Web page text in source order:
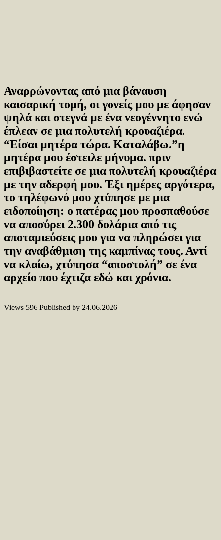
Αναρρώνοντας από μια βάναυση
καισαρική τομή, οι γονείς μου με άφησαν
ψηλά και στεγνά με ένα νεογέννητο ενώ
έπλεαν σε μια πολυτελή κρουαζιέρα.
“Είσαι μητέρα τώρα. Καταλάβω.”η
μητέρα μου έστειλε μήνυμα. πριν
επιβιβαστείτε σε μια πολυτελή κρουαζιέρα
με την αδερφή μου. Έξι ημέρες αργότερα,
το τηλέφωνό μου χτύπησε με μια
ειδοποίηση: ο πατέρας μου προσπαθούσε
να αποσύρει 2.300 δολάρια από τις
αποταμιεύσεις μου για να πληρώσει για
την αναβάθμιση της καμπίνας τους. Αντί
να κλαίω, χτύπησα “αποστολή” σε ένα
αρχείο που έχτιζα εδώ και χρόνια.
Views 596 Published by 24.06.2026